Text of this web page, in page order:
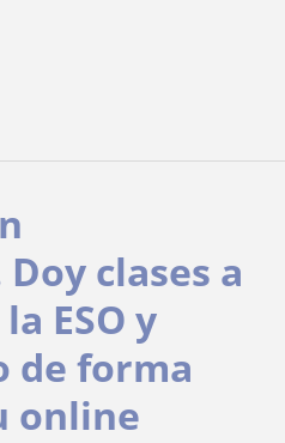
clases a
ESO y
de forma
online